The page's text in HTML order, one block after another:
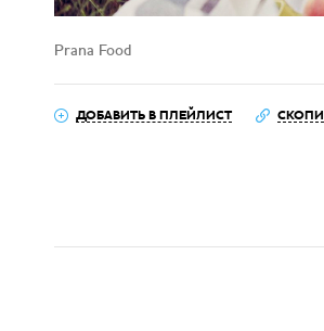
Prana Food
ДОБАВИТЬ В ПЛЕЙЛИСТ